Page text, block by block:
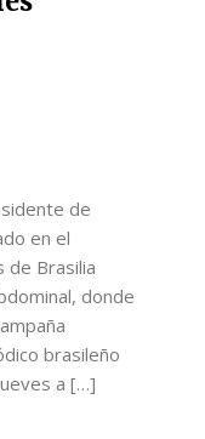
de
en el
de Brasilia
donde
brasileño
a […]